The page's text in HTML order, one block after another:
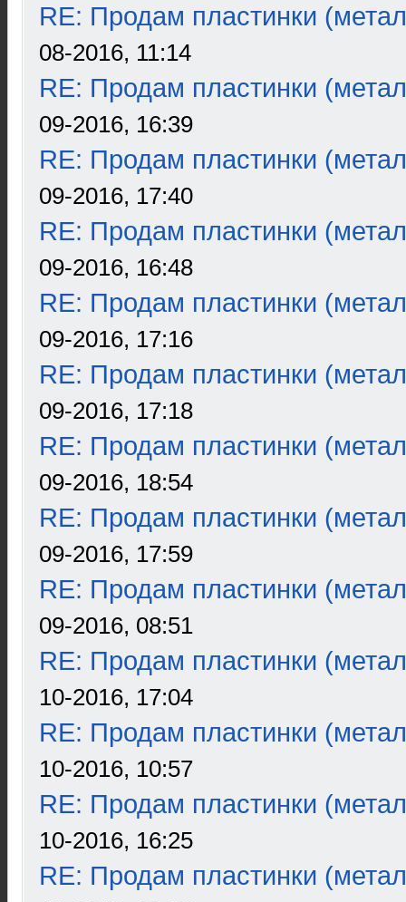
RE: Продам пластинки
08-2016, 11:14
RE: Продам пластинки
09-2016, 16:39
RE: Продам пластинки
09-2016, 17:40
RE: Продам пластинки
09-2016, 16:48
RE: Продам пластинки
09-2016, 17:16
RE: Продам пластинки
09-2016, 17:18
RE: Продам пластинки
09-2016, 18:54
RE: Продам пластинки
09-2016, 17:59
RE: Продам пластинки
09-2016, 08:51
RE: Продам пластинки
10-2016, 17:04
RE: Продам пластинки
10-2016, 10:57
RE: Продам пластинки
10-2016, 16:25
RE: Продам пластинки